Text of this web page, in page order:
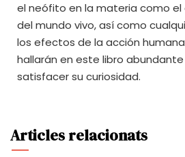
el neófito en la materia como
del mundo vivo, así como
los efectos de la acción
hallarán en este libro
satisfacer su curiosidad.
Articles relacionats